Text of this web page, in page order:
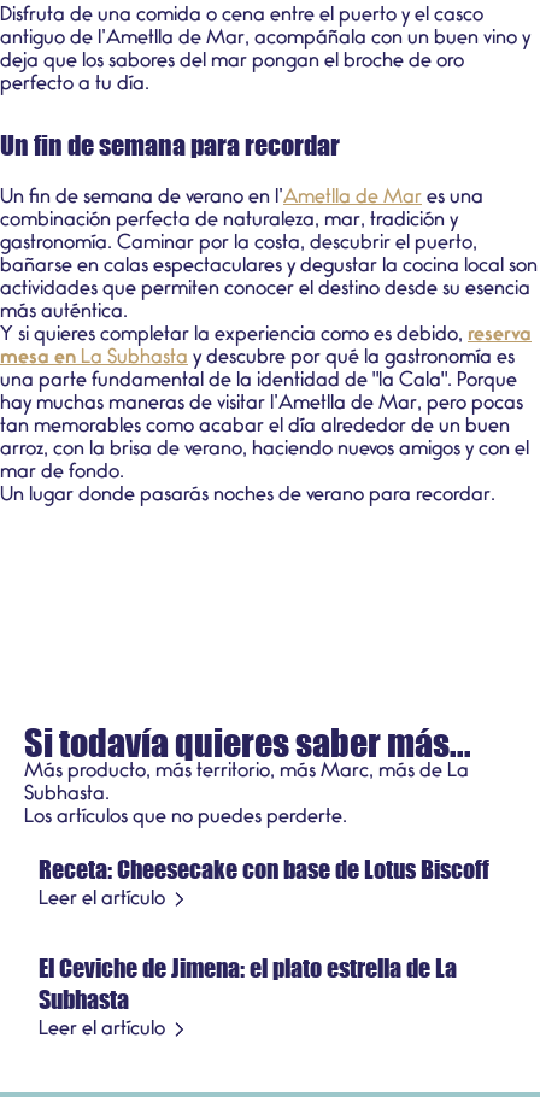
Disfruta de una comida o cena entre el puerto y el casco
antiguo de l’Ametlla de Mar, acompáñala con un buen vino y
deja que los sabores del mar pongan el broche de oro
perfecto a tu día.
Un fin de semana para recordar
Un fin de semana de verano en l’Ametlla de Mar es una
combinación perfecta de naturaleza, mar, tradición y
gastronomía. Caminar por la costa, descubrir el puerto,
bañarse en calas espectaculares y degustar la cocina local son
actividades que permiten conocer el destino desde su esencia
más auténtica.
Y si quieres completar la experiencia como es debido, reserva
mesa en La Subhasta y descubre por qué la gastronomía es
una parte fundamental de la identidad de "la Cala". Porque
hay muchas maneras de visitar l’Ametlla de Mar, pero pocas
tan memorables como acabar el día alrededor de un buen
arroz, con la brisa de verano, haciendo nuevos amigos y con el
mar de fondo.
Un lugar donde pasarás noches de verano para recordar.
Si todavía quieres saber más...
Más producto, más territorio, más Marc, más de La
Subhasta.
Los artículos que no puedes perderte.
21 de julio de 2026
Recetas
Receta: Cheesecake con base de Lotus Biscoff
Leer el artículo
15 de junio de 2026
Recetas
El Ceviche de Jimena: el plato estrella de La
Subhasta
Leer el artículo